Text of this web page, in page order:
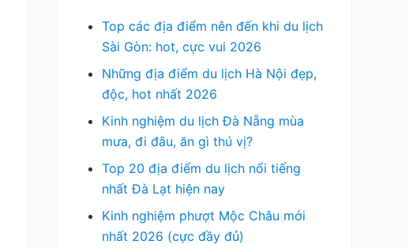
Top các địa điểm nên đến khi du lịch
Sài Gòn: hot, cực vui 2026
Những địa điểm du lịch Hà Nội đẹp,
độc, hot nhất 2026
Kinh nghiệm du lịch Đà Nẵng mùa
mưa, đi đâu, ăn gì thú vị?
Top 20 địa điểm du lịch nổi tiếng
nhất Đà Lạt hiện nay
Kinh nghiệm phượt Mộc Châu mới
nhất 2026 (cực đầy đủ)